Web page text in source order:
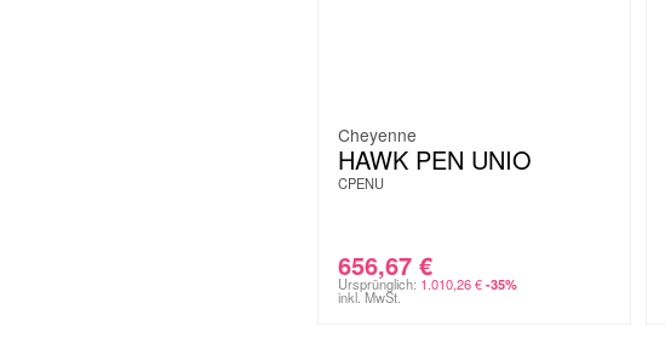
Cheyenne
HAWK PEN UNIO
CPENU
656,67 €
Ursprünglich: 1.010,26€ -35%
inkl. MwSt.